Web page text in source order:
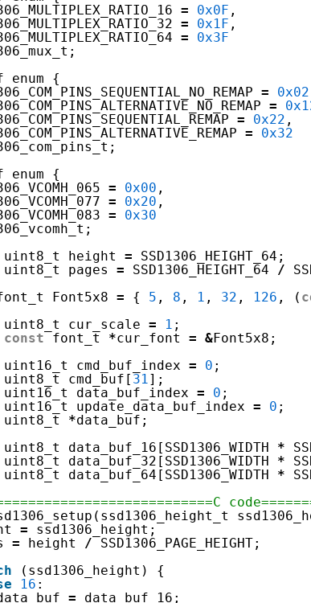
= 0x0F ,
= 0x1F ,
=
0x3F
enum {
= 0x02
=
= 0x22 ,
=
0x32
enum {
= 0x00 ,
= 0x20 ,
=
0x30
uint8_t height =
SSD1306_HEIGHT_64;
uint8_t pages = SSD1306_HEIGHT_64 /
Font5x8 = { 5 , 8 , 1 , 32 , 126 , (
uint8_t cur_scale = 1 ;
const font_t *cur_font = &Font5x8;
uint16_t cmd_buf_index = 0 ;
uint8_t cmd_buf[ 31];
uint16_t data_buf_index = 0 ;
uint16_t update_data_buf_index = 0 ;
uint8_t *data_buf;
uint8_t data_buf_16[SSD1306_WIDTH *
uint8_t data_buf_32[SSD1306_WIDTH *
uint8_t data_buf_64[SSD1306_WIDTH *
=
ssd1306_height;
= height /
SSD1306_PAGE_HEIGHT;
(ssd1306_height) {
16 :
= data_buf_16;